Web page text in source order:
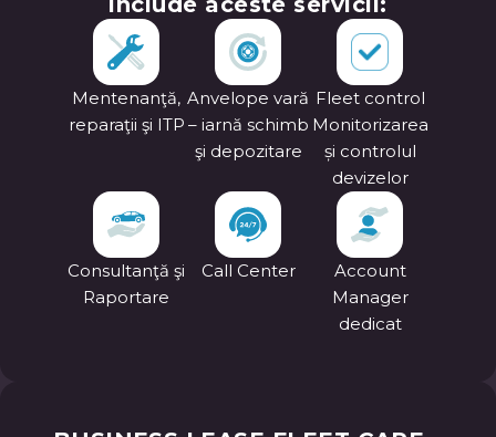
Mentenanţă,
reparaţii şi ITP
Anvelope vară
– iarnă schimb
şi depozitare
Fleet control
Monitorizarea
și controlul
devizelor
Consultanţă şi
Raportare
Call Center
Account
Manager
dedicat